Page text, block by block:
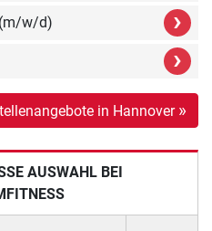
w/d) ›
›
in Hannover »
AUSWAHL BEI E